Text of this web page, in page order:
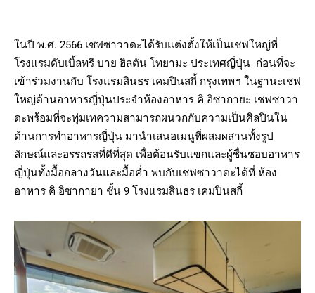
ในปี พ.ศ. 2566 เชฟซาวาดะได้รับแต่งตั้งให้เป็นเชฟใหญ่ที่
โรงแรมดับเบิ้ลทรี บาย ฮิลตัน โทยามะ ประเทศญี่ปุ่น ก่อนที่จะ
เข้าร่วมงานกับ โรงแรมสินธร เคมปินสกี้ กรุงเทพฯ ในฐานะเชฟ
ใหญ่ด้านอาหารญี่ปุ่นประจำห้องอาหาร คิ อิซากายะ เชฟซาวา
ดะพร้อมที่จะทุ่มเทความสามารถผนวกกับความเป็นศิลปินใน
ด้านการทำอาหารญี่ปุ่น มานำเสนอเมนูที่ผสมผสานทั้งรูป
ลักษณ์และอรรถรสที่ดีที่สุด เพื่อต้อนรับแขกและผู้ชื่นชอบอาหาร
ญี่ปุ่นทั้งมื้อกลางวันและมื้อค่ำ พบกับเชฟซาวาดะได้ที่ ห้อง
อาหาร คิ อิซากายา ชั้น 9 โรงแรมสินธร เคมปินสกี้